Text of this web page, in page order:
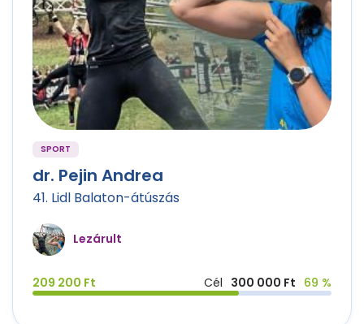
SPORT
dr. Pejin Andrea
41. Lidl Balaton-átúszás
Lezárult
209 200 Ft Cél 300 000 Ft 69 %